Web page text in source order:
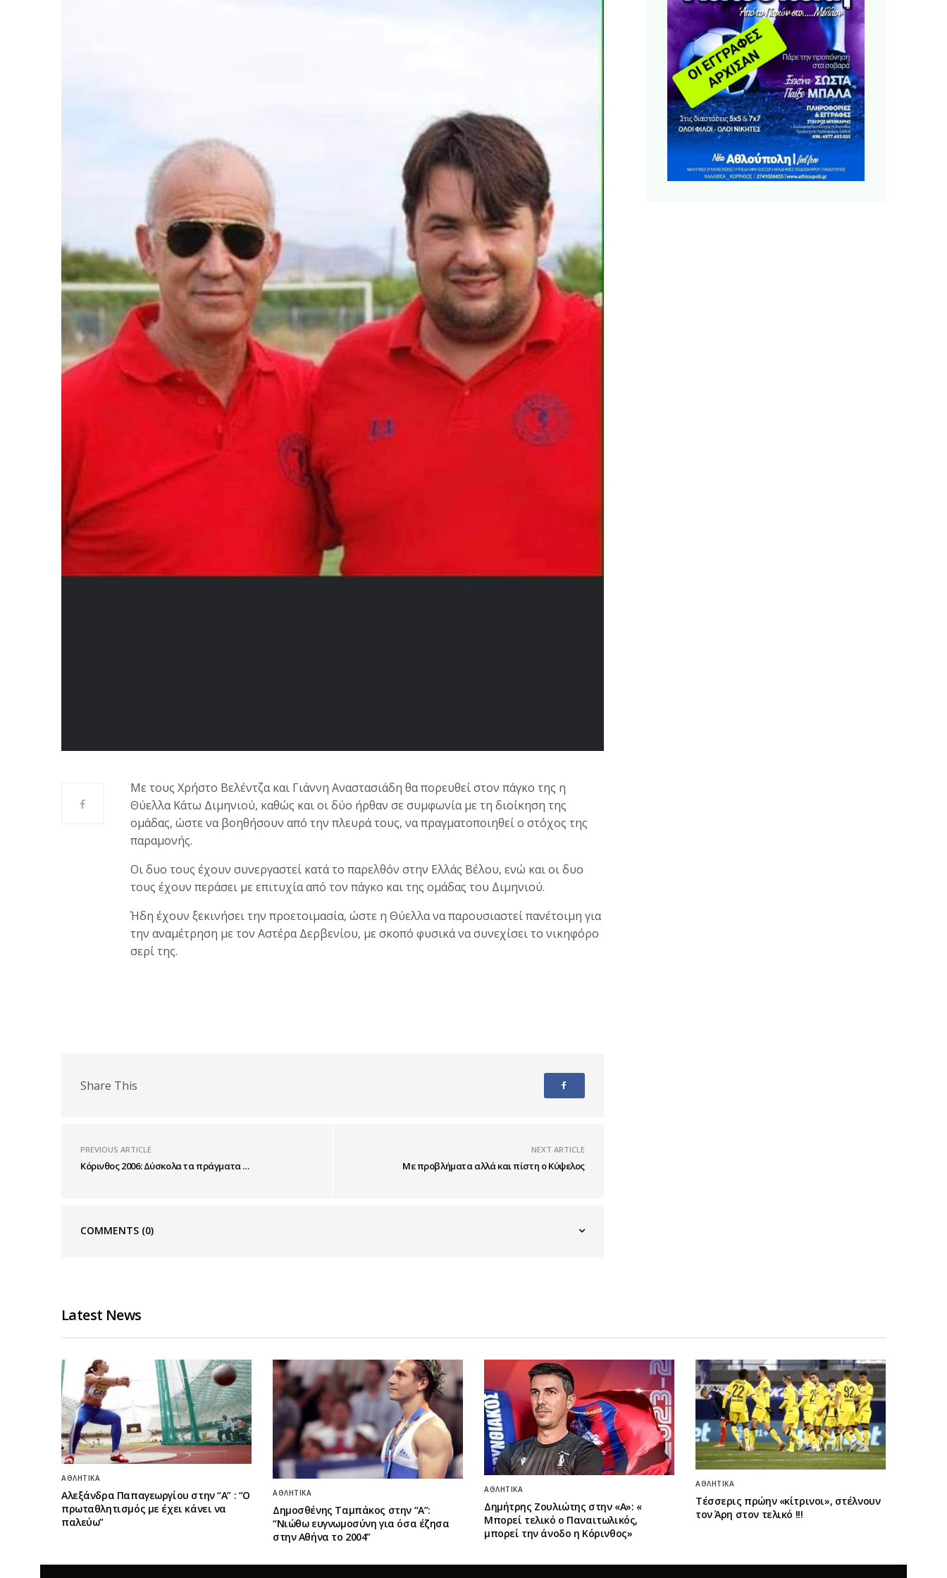
Με τους Χρήστο Βελέντζα και Γιάννη Αναστασιάδη θα πορευθεί στον πάγκο της η
Θύελλα Κάτω Διμηνιού, καθώς και οι δύο ήρθαν σε συμφωνία με τη διοίκηση της
ομάδας, ώστε να βοηθήσουν από την πλευρά τους, να πραγματοποιηθεί ο στόχος της
παραμονής.
Οι δυο τους έχουν συνεργαστεί κατά το παρελθόν στην Ελλάς Βέλου, ενώ και οι δυο
τους έχουν περάσει με επιτυχία από τον πάγκο και της ομάδας του Διμηνιού.
Ήδη έχουν ξεκινήσει την προετοιμασία, ώστε η Θύελλα να παρουσιαστεί πανέτοιμη για
την αναμέτρηση με τον Αστέρα Δερβενίου, με σκοπό φυσικά να συνεχίσει το νικηφόρο
σερί της.
Share This
PREVIOUS ARTICLE
Κόρινθος 2006: Δύσκολα τα πράγματα …
NEXT ARTICLE
Με προβλήματα αλλά και πίστη ο Κύψελος
COMMENTS (0)
Latest News
ΑΘΛΗΤΙΚΆ
Αλεξάνδρα Παπαγεωργίου στην “Α” : “Ο
πρωταθλητισμός με έχει κάνει να
παλεύω”
ΑΘΛΗΤΙΚΆ
Δημοσθένης Ταμπάκος στην “A”:
“Νιώθω ευγνωμοσύνη για όσα έζησα
στην Αθήνα το 2004”
ΑΘΛΗΤΙΚΆ
Δημήτρης Ζουλιώτης στην «Α»: «
Μπορεί τελικό ο Παναιτωλικός,
μπορεί την άνοδο η Κόρινθος»
ΑΘΛΗΤΙΚΆ
Τέσσερις πρώην «κίτρινοι», στέλνουν
τον Άρη στον τελικό !!!